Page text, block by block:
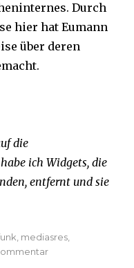
Durch
hier hat Eumann
über deren
die
ich Widgets, die
entfernt und sie
, mediasres,
zu